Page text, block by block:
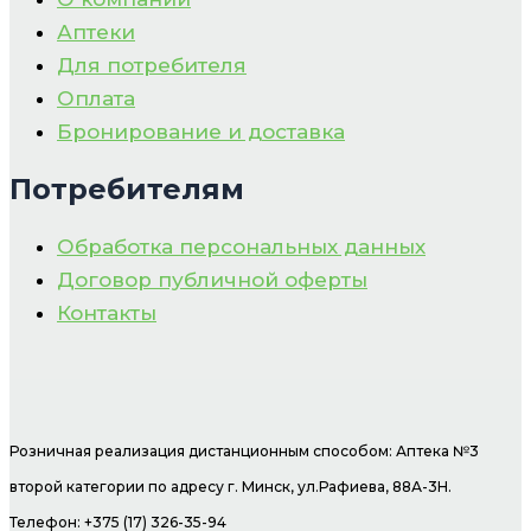
Аптеки
Для потребителя
Оплата
Бронирование и доставка
Потребителям
Обработка персональных данных
Договор публичной оферты
Контакты
Розничная реализация дистанционным способом: Аптека №3
второй категории по адресу г. Минск, ул.Рафиева, 88А-3Н.
Телефон: +375 (17) 326-35-94